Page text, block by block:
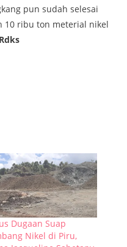
pun sudah selesai
10 ribu ton meterial nikel
Rdks
Dugaan Suap
Nikel di Piru,